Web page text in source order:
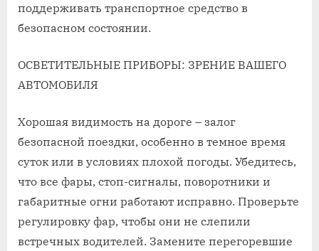
поддерживать транспортное средство в
безопасном состоянии.
ОСВЕТИТЕЛЬНЫЕ ПРИБОРЫ: ЗРЕНИЕ ВАШЕГО
АВТОМОБИЛЯ
Хорошая видимость на дороге – залог
безопасной поездки, особенно в темное время
суток или в условиях плохой погоды. Убедитесь,
что все фары, стоп-сигналы, поворотники и
габаритные огни работают исправно. Проверьте
регулировку фар, чтобы они не слепили
встречных водителей. Замените перегоревшие